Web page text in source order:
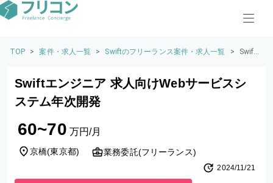
TOP > 案件・求人一覧 > Swiftのフリーランス案件・求人一覧 >
Swift
ア 求
開発
Swiftエンジニア 求人向けWebサービスシ
ステム年次開発
60~70 万円/月
京橋(東京都) 業務委託(フリーランス)
2024/11/21